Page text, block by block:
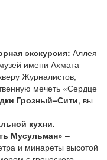
экскурсия: Аллея
имени Ахмата-
Журналистов,
мечеть «Сердце
Грозный–Сити, вы
кухни.
Мусульман» –
и минареты высотой